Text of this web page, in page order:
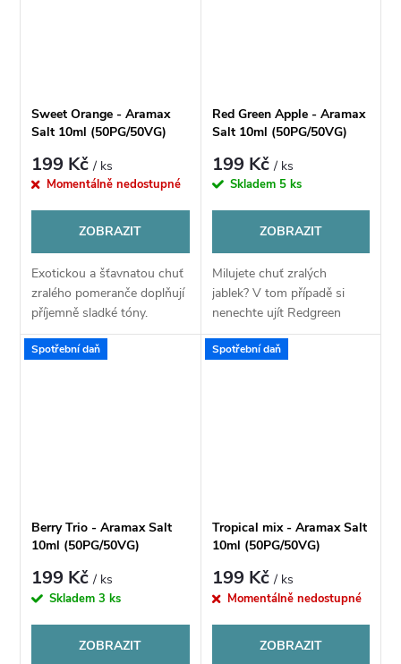
Sweet Orange - Aramax
Salt 10ml (50PG/50VG)
199 Kč/ ks
Momentálně nedostupné
ZOBRAZIT
Exotickou a šťavnatou chuť
zralého pomeranče doplňují
příjemně sladké tóny.
Zamilujte se do vytříbené
chuti těch nejsladších
Red Green Apple - Aramax
Salt 10ml (50PG/50VG)
199 Kč/ ks
Skladem 5 ks
ZOBRAZIT
Milujete chuť zralých
jablek? V tom případě si
nenechte ujít Redgreen
Apple. Vyvážená kombinace
červených a zelených jablek
Spotřební daň
Berry Trio - Aramax Salt
10ml (50PG/50VG)
199 Kč/ ks
Skladem3 ks
ZOBRAZIT
Spotřební daň
Tropical mix - Aramax Salt
10ml (50PG/50VG)
199 Kč/ ks
Momentálně nedostupné
ZOBRAZIT